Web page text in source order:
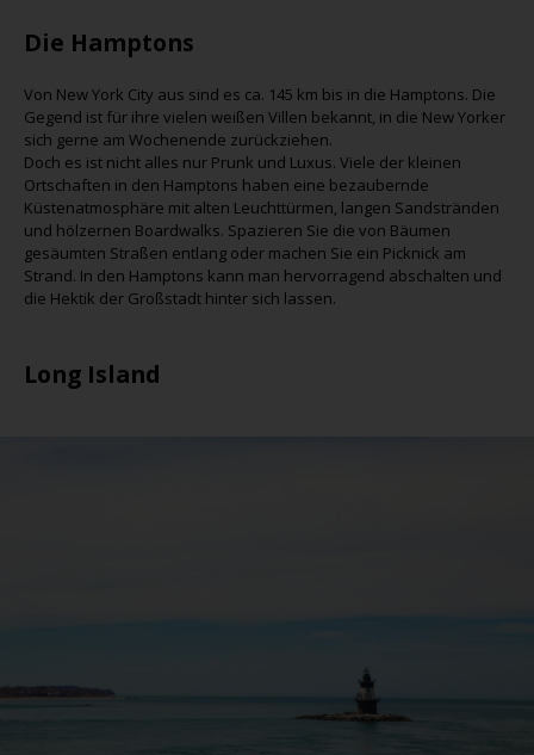
Die Hamptons
Von New York City aus sind es ca. 145 km bis in die Hamptons. Die
Gegend ist für ihre vielen weißen Villen bekannt, in die New Yorker
sich gerne am Wochenende zurückziehen.
Doch es ist nicht alles nur Prunk und Luxus. Viele der kleinen
Ortschaften in den Hamptons haben eine bezaubernde
Küstenatmosphäre mit alten Leuchttürmen, langen Sandstränden
und hölzernen Boardwalks. Spazieren Sie die von Bäumen
gesäumten Straßen entlang oder machen Sie ein Picknick am
Strand. In den Hamptons kann man hervorragend abschalten und
die Hektik der Großstadt hinter sich lassen.
Long Island